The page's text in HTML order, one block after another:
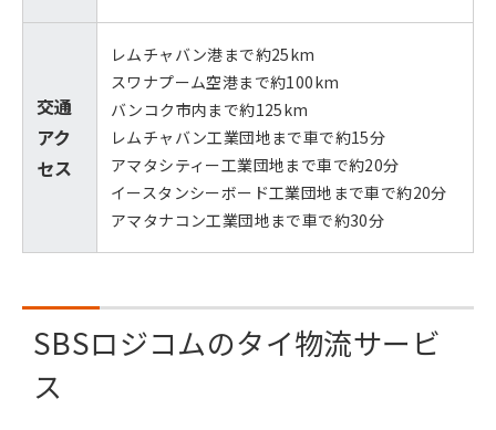
交通
アク
セス
レムチャバン港まで約25km
スワナプーム空港まで約100km
バンコク市内まで約125km
レムチャバン工業団地まで車で約15分
アマタシティー工業団地まで車で約20分
イースタンシーボード工業団地まで車で約20分
アマタナコン工業団地まで車で約30分
SBSロジコムのタイ物流サービ
ス